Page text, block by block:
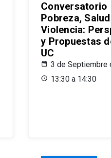
Conversatorio
Pobreza,
Violencia:
y Propuestas
UC
3 de Septiembre
13:30 a 14:30